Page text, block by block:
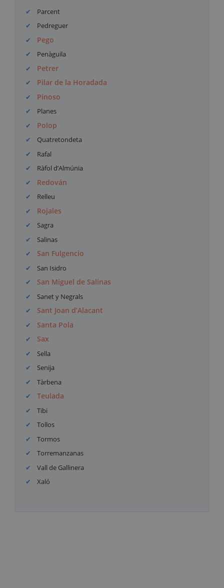
Parcent
Pedreguer
Pego
Penàguila
Petrer
Pilar de la Horadada
Pinoso
Planes
Polop
Quatretondeta
Rafal
Ràfol d’Almúnia
Redován
Relleu
Rojales
Sagra
Salinas
San Fulgencio
San Isidro
San Miguel de Salinas
Sanet y Negrals
Sant Joan d’Alacant
Santa Pola
Sax
Sella
Senija
Tàrbena
Teulada
Tibi
Tollos
Tormos
Torremanzanas
Vall de Gallinera
Xaló